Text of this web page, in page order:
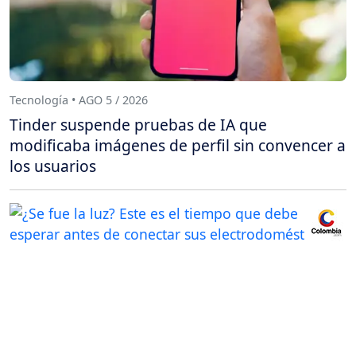
Tecnología • AGO 5 / 2026
Tinder suspende pruebas de IA que
modificaba imágenes de perfil sin convencer a
los usuarios